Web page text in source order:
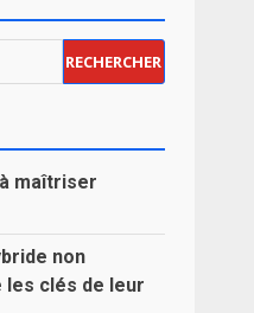
maîtriser
non
les clés de leur